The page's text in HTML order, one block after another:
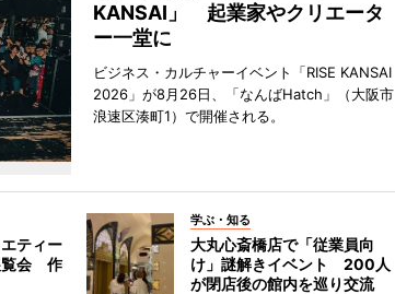
KANSAI」 起業家やクリエータ
ー一堂に
ビジネス・カルチャーイベント「RISE KANSAI
2026」が8月26日、「なんばHatch」（大阪市
浪速区湊町1）で開催される。
ティー
覧会 作
学ぶ・知る
大丸心斎橋店で「従業員向
け」謎解きイベント 200人
が閉店後の館内を巡り交流